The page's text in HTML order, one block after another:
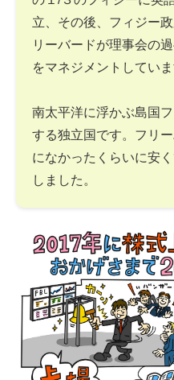
立、その後、フィジー
リーバードが理事会の
をマネジメントしていま
南太平洋に浮かぶ島国
する独立国です。フリ
になかったくらいに安
しました。